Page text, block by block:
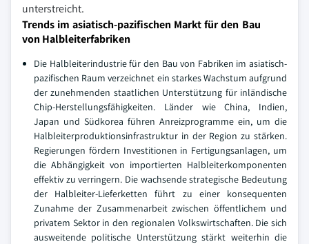
unterstreicht.
Trends im asiatisch-pazifischen Markt für den Bau
von Halbleiterfabriken
Die Halbleiterindustrie für den Bau von Fabriken im asiatisch-
pazifischen Raum verzeichnet ein starkes Wachstum aufgrund
der zunehmenden staatlichen Unterstützung für inländische
Chip-Herstellungsfähigkeiten. Länder wie China, Indien,
Japan und Südkorea führen Anreizprogramme ein, um die
Halbleiterproduktionsinfrastruktur in der Region zu stärken.
Regierungen fördern Investitionen in Fertigungsanlagen, um
die Abhängigkeit von importierten Halbleiterkomponenten
effektiv zu verringern. Die wachsende strategische Bedeutung
der Halbleiter-Lieferketten führt zu einer konsequenten
Zunahme der Zusammenarbeit zwischen öffentlichem und
privatem Sektor in den regionalen Volkswirtschaften. Die sich
ausweitende politische Unterstützung stärkt weiterhin die